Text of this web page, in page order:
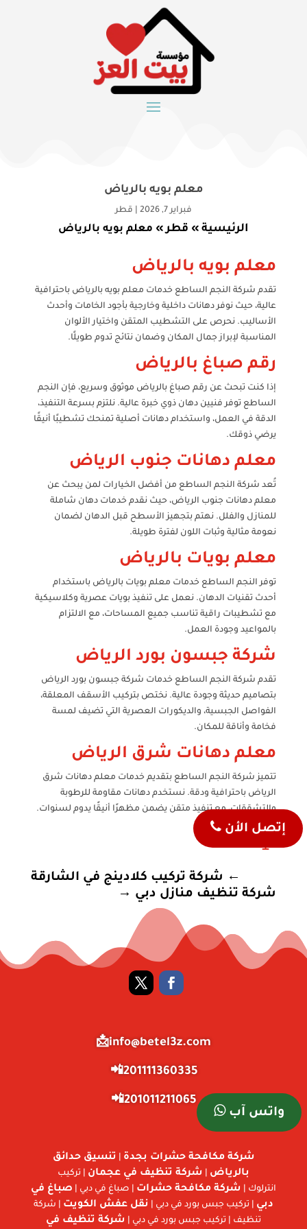
معلم بويه بالرياض
فبراير 7, 2026 قطر
الرئيسية » قطر» معلم بويه بالرياض
معلم بويه بالرياض
تقدم شركة النجم الساطع خدمات معلم بويه بالرياض باحترافية
عالية، حيث نوفر دهانات داخلية وخارجية بأجود الخامات وأحدث
الأساليب. نحرص على التشطيب المتقن واختيار الألوان
المناسبة لإبراز جمال المكان وضمان نتائج تدوم طويلًا.
رقم صباغ بالرياض
إذا كنت تبحث عن رقم صباغ بالرياض موثوق وسريع، فإن النجم
الساطع توفر فنيين دهان ذوي خبرة عالية. نلتزم بسرعة التنفيذ،
الدقة في العمل، واستخدام دهانات أصلية تمنحك تشطيبًا أنيقًا
يرضي ذوقك.
معلم دهانات جنوب الرياض
تُعد شركة النجم الساطع من أفضل الخيارات لمن يبحث عن
معلم دهانات جنوب الرياض، حيث نقدم خدمات دهان شاملة
للمنازل والفلل. نهتم بتجهيز الأسطح قبل الدهان لضمان
نعومة مثالية وثبات اللون لفترة طويلة.
معلم بويات بالرياض
توفر النجم الساطع خدمات معلم بويات بالرياض باستخدام
أحدث تقنيات الدهان. نعمل على تنفيذ بويات عصرية وكلاسيكية
مع تشطيبات راقية تناسب جميع المساحات، مع الالتزام
بالمواعيد وجودة العمل.
شركة جبسون بورد الرياض
تقدم شركة النجم الساطع خدمات شركة جبسون بورد الرياض
بتصاميم حديثة وجودة عالية. نختص بتركيب الأسقف المعلقة،
الفواصل الجبسية، والديكورات العصرية التي تضيف لمسة
فخامة وأناقة للمكان.
معلم دهانات شرق الرياض
تتميز شركة النجم الساطع بتقديم خدمات معلم دهانات شرق
الرياض باحترافية ودقة. نستخدم دهانات مقاومة للرطوبة
والتشققات، مع تنفيذ متقن يضمن مظهرًا أنيقًا يدوم لسنوات.

← شركة تركيب كلادينج في الشارقة
شركة تنظيف منازل دبي →
info@betel3z.com📩
201111360335📲
201011211065📲
إتصل الأن
واتس آب
شركة مكافحة حشرات بجدة
تنسيق حدائق
بالرياض
شركة تنظيف في عجمان | تركيب
انترلوك |
شركة مكافحة حشرات | صباغ في دبي | صباغ في
دبي | تركيب جبس بورد في دبي | نقل عفش الكويت | شركة
تنظيف | تركيب جبس بورد في دبي |
شركة تنظيف في